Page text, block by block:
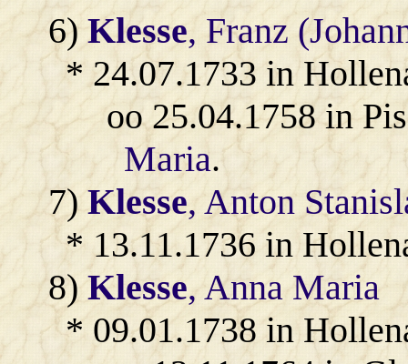
6)Klesse, Franz
* 24.07.1733 in
oo 25.04.1758 in
Maria.
7)Klesse, Anton
* 13.11.1736 in
8)Klesse, Anna Maria
* 09.01.1738 in